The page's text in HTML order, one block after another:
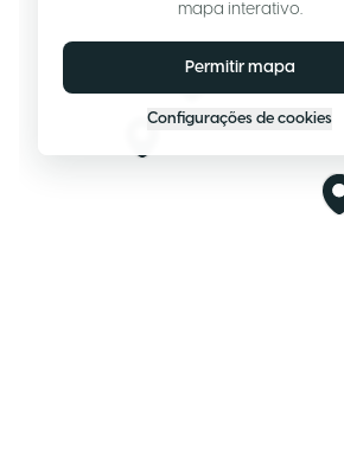
mapa interativo.
Permitir mapa
Configurações de cookies